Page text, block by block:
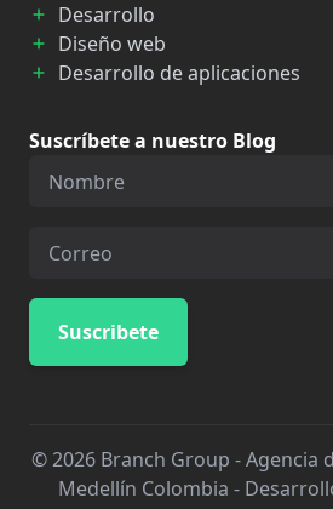
Desarrollo
Diseño web
Desarrollo de aplicaciones
Suscríbete a nuestro Blog
© 2026 Branch Group - Agencia
Medellín Colombia -